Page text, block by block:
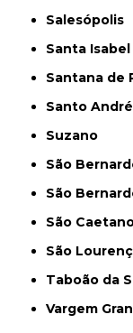
Salesópolis
Santa Isabel
Santana de
Santo André
Suzano
São
São
São
São
Taboão da
Vargem